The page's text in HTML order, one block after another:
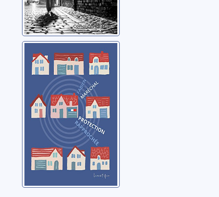
Protection
rapprochée
Maréchal, Fabien